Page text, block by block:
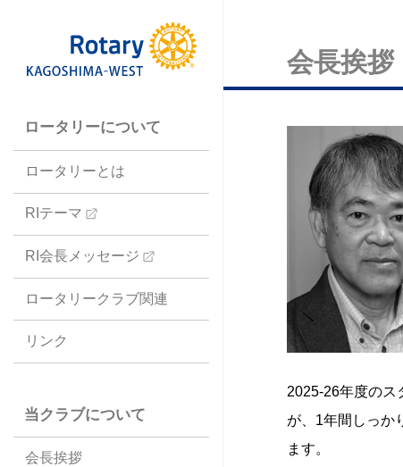
ロータリーについて
ロータリーとは
RIテーマ
RI会長メッセージ
ロータリークラブ関連
リンク
当クラブについて
会長挨拶
会長挨
2025-26年度のス
が、1年間しっか
ます。